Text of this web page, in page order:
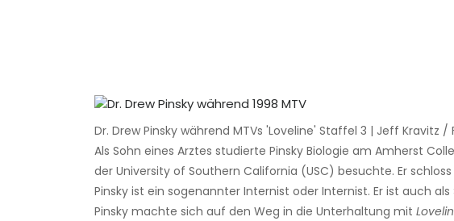
Dr. Drew Pinsky während MTVs 'Loveline' Staffel 3 | Jeff Kravitz /
Als Sohn eines Arztes studierte Pinsky Biologie am Amherst
der University of Southern California (USC) besuchte. Er
Pinsky ist ein sogenannter Internist oder Internist. Er ist auch
Pinsky machte sich auf den Weg in die Unterhaltung mit